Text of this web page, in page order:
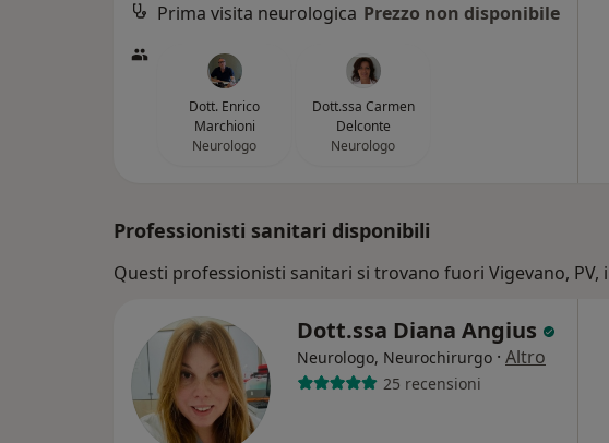
Prima visita neurologica Prezzo non disponibile
Dott. Enrico
Marchioni
Neurologo
Dott.ssa Carmen
Delconte
Neurologo
Professionisti sanitari disponibili
Questi professionisti sanitari si trovano fuori Vigevano, PV,
Dott.ssa Diana Angius
Neurologo, Neurochirurgo · Altro
25 recensioni